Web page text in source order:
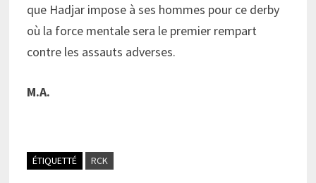
que Hadjar impose à ses hommes pour ce derby
où la force mentale sera le premier rempart
contre les assauts adverses.
M.A.
ÉTIQUETTÉ RCK